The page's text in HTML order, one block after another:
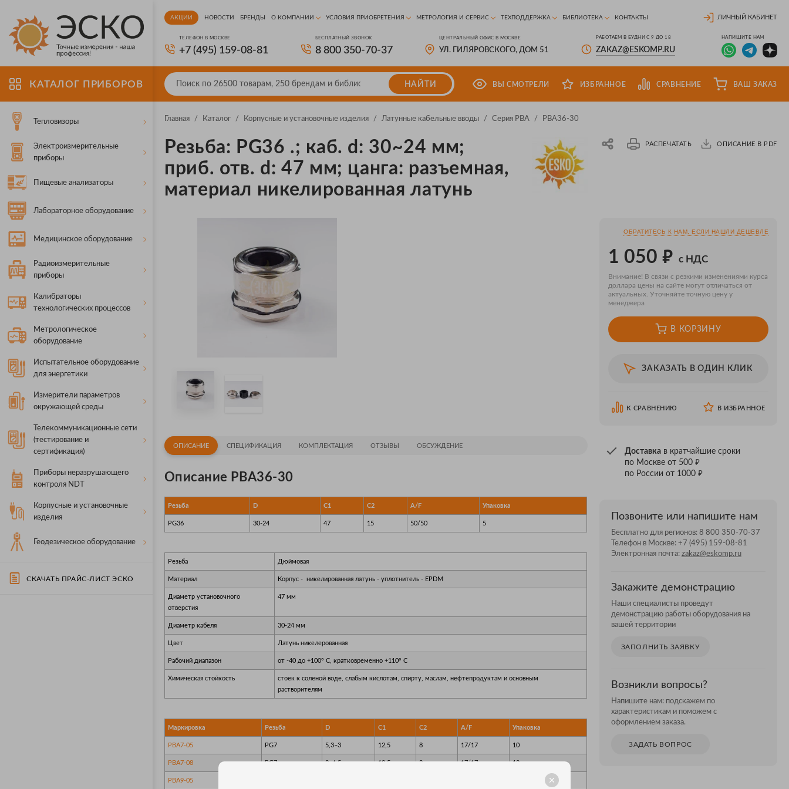
КАТАЛОГ ПРИБОРОВ
Тепловизоры
Электроизмерительные
приборы
Пищевые анализаторы
Лабораторное оборудование
Медицинское оборудование
Радиоизмерительные
приборы
Калибраторы
технологических процессов
Метрологическое
оборудование
Испытательное оборудование
для энергетики
Измерители параметров
окружающей среды
Телекоммуникационные сети
(тестирование и
сертификация)
Приборы неразрушающего
контроля NDT
Корпусные и установочные
изделия
Геодезическое оборудование
СКАЧАТЬ ПРАЙС-ЛИСТ ЭСКО
АКЦИИ НОВОСТИ БРЕНДЫ О КОМПАНИИ УСЛОВИЯ ПРИОБРЕТЕНИЯ МЕТРОЛОГИЯ И СЕРВИС ТЕХПОДДЕРЖКА БИБЛИОТЕКА КОНТАКТЫ ЛИЧНЫЙ КАБИНЕТ
ТЕЛЕФОН В МОСКВЕ
+7 (495) 159-08-81
БЕСПЛАТНЫЙ ЗВОНОК
8 800 350-70-37
ЦЕНТРАЛЬНЫЙ ОФИС В МОСКВЕ
УЛ. ГИЛЯРОВСКОГО, ДОМ 51
РАБОТАЕМ В БУДНИ С 9 ДО 18
ZAKAZ@ESKOMP.RU
НАПИШИТЕ НАМ
НАЙТИ ВЫ СМОТРЕЛИ ИЗБРАННОЕ СРАВНЕНИЕ ВАШ ЗАКАЗ
Главная / Каталог / Корпусные и установочные изделия / Латунные кабельные вводы / Серия PBA / PBA36-30
Резьба: PG36 .; каб. d: 30~24 мм;
приб. отв. d: 47 мм; цанга: разъемная,
материал никелированная латунь
РАСПЕЧАТАТЬ ОПИСАНИЕ В PDF
ОПИСАНИЕ СПЕЦИФИКАЦИЯ КОМПЛЕКТАЦИЯ ОТЗЫВЫ ОБСУЖДЕНИЕ
Описание PBA36-30
Резьба D C1 C2 A/F Упаковка
PG36 30-24 47 15 50/50 5
Резьба Дюймовая
Материал Корпус - никелированная латунь - уплотнитель - EPDM
Диаметр установочного
отверстия
47 мм
Диаметр кабеля 30-24 мм
Цвет Латунь никелерованная
Рабочий диапазон от -40 до +100° C, кратковременно +110° C
Химическая стойкость
стоек к соленой воде, слабым кислотам, спирту, маслам, нефтепродуктам и основным
растворителям
Маркировка Резьба D C1 C2 A/F Упаковка
PBA7-05 PG7 5,3–3 12,5 8 17/17 10
PBA7-08 PG7 8–4,5 12,5 8 17/17 10
PBA9-05
ОБРАТИТЕСЬ К НАМ, ЕСЛИ НАШЛИ ДЕШЕВЛЕ
1 050 ₽ с НДС
Внимание! В связи с резкими изменениями курса
доллара цены на сайте могут отличаться от
актуальных. Уточняйте точную цену у
менеджера
В КОРЗИНУ
ЗАКАЗАТЬ В ОДИН КЛИК
К СРАВНЕНИЮ В ИЗБРАННОЕ
Доставкав кратчайшие сроки
по Москве от 500 ₽
по России от 1000 ₽
Позвоните или напишите нам
Бесплатно для регионов: 8 800 350-70-37
Телефон в Москве: +7 (495) 159-08-81
Электронная почта: zakaz@eskomp.ru
Закажите демонстрацию
Наши специалисты проведут
демонстрацию работы оборудования на
вашей территории
ЗАПОЛНИТЬ ЗАЯВКУ
Возникли вопросы?
Напишите нам: подскажем по
характеристикам и поможем с
оформлением заказа.
ЗАДАТЬ ВОПРОС